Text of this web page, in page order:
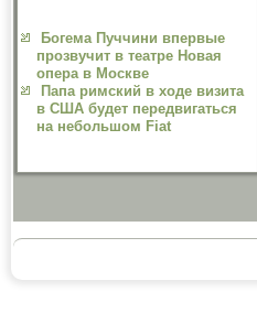
Богема Пуччини впервые
прозвучит в театре Новая
опера в Москве
Папа римский в ходе визита
в США будет передвигаться
на небольшом Fiat